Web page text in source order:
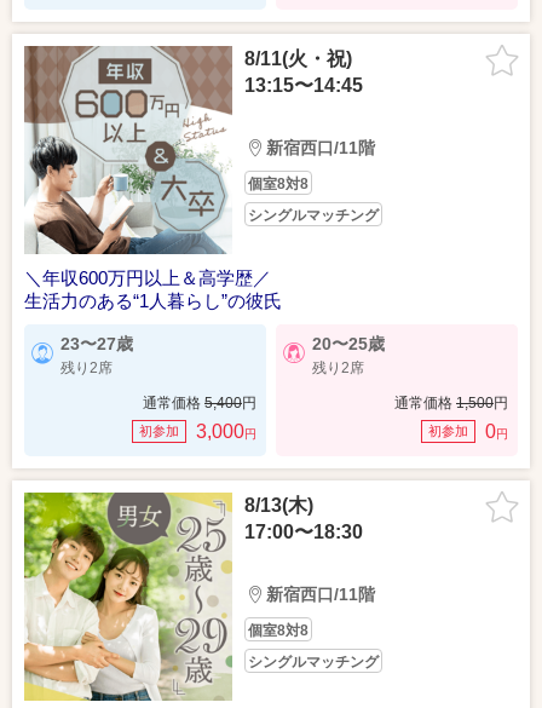
8/11(火・祝)
13:15〜14:45
新宿西口/11階
個室8対8
シングルマッチング
＼年収600万円以上＆高学歴／
生活力のある“1人暮らし”の彼氏
23〜27歳
残り2席
通常価格 5,400円
初参加 3,000円
20〜25歳
残り2席
通常価格 1,500円
初参加 0円
8/13(木)
17:00〜18:30
新宿西口/11階
個室8対8
シングルマッチング